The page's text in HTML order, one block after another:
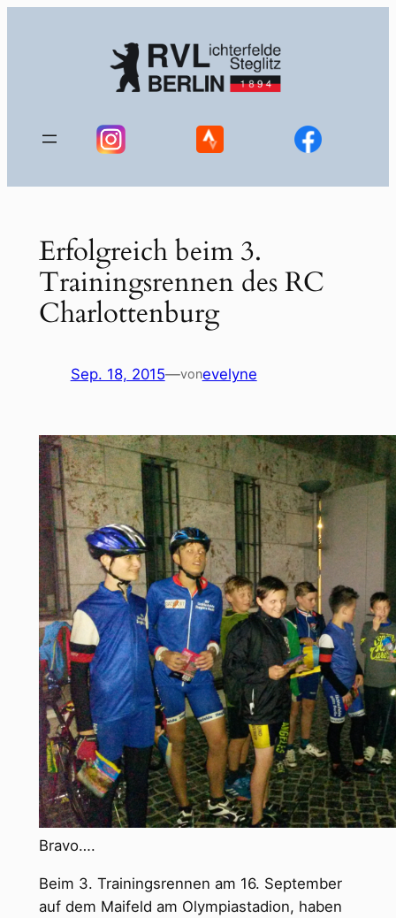
Erfolgreich beim 3.
Trainingsrennen des RC
Charlottenburg
Sep. 18, 2015—vonevelyne
Bravo….
Beim 3. Trainingsrennen am 16. September
auf dem Maifeld am Olympiastadion, haben